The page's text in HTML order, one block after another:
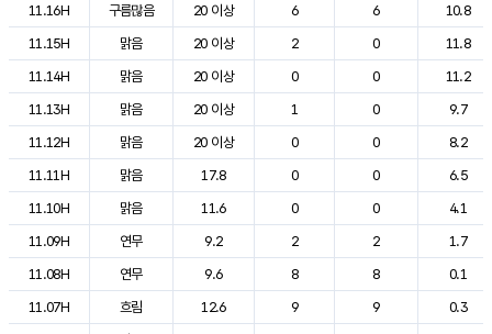
11.16H
구름많음 20 이상 6 6
10.8
11.15H
맑음 20 이상 2 0
11.8
11.14H
맑음 20 이상 0 0
11.2
11.13H
맑음 20 이상 1 0
9.7
11.12H
맑음 20 이상 0 0
8.2
11.11H
맑음 17.8 0 0
6.5
11.10H
맑음 11.6 0 0
4.1
11.09H
연무 9.2 2 2
1.7
11.08H
연무 9.6 8 8
0.1
11.07H
흐림 12.6 9 9
0.3